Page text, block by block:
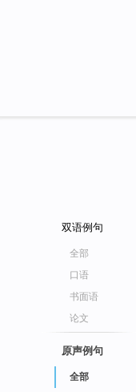
双语例句
全部
口语
书面语
论文
原声例句
全部